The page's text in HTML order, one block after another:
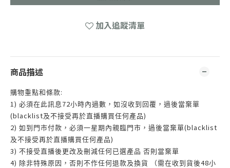
加入追蹤清單
商品描述
購物重點和條款:
1) 必須在此訊息72小時內過數，如沒收到回覆，過後當棄單
(blacklist及不接受再於直播購買任何產品)
2) 如到門市付款，必須一星期內親臨門市，過後當棄單(blacklist
及不接受再於直播購買任何產品)
3) 不接受直播後更改及刪減任何已選產品 否則當棄單
4) 除非特殊原因，否則不作任何退款及換貨 （需在收到貨後48小